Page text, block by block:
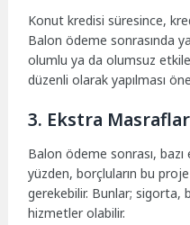
Konut kredisi süresince,
Balon ödeme sonrasında
olumlu ya da olumsuz
düzenli olarak yapılması
3. Ekstra
Balon ödeme sonrası,
yüzden, borçluların bu
gerekebilir. Bunlar; sigorta,
hizmetler olabilir.